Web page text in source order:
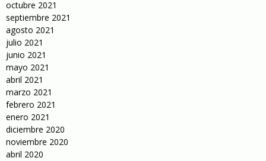
octubre 2021
septiembre 2021
agosto 2021
julio 2021
junio 2021
mayo 2021
abril 2021
marzo 2021
febrero 2021
enero 2021
diciembre 2020
noviembre 2020
abril 2020